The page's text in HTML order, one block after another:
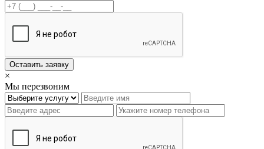
Оставить заявку
×
Мы перезвоним